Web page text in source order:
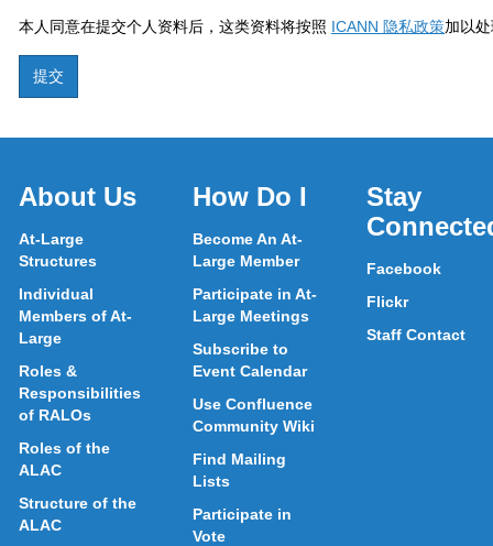
本人同意在提交个人资料后，这类资料将按照 ICANN 隐私政策加以
About Us
At-Large
Structures
Individual
Members of At-
Large
Roles &
Responsibilities
of RALOs
Roles of the
ALAC
Structure of the
ALAC
How Do I
Become An At-
Large Member
Participate in At-
Large Meetings
Subscribe to
Event Calendar
Use Confluence
Community Wiki
Find Mailing
Lists
Participate in
Vote
Stay
Facebook
Flickr
Staff Contact